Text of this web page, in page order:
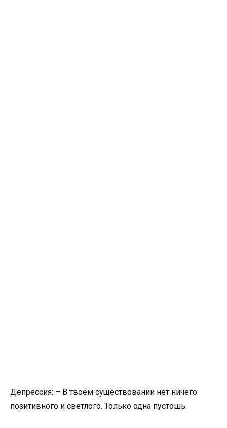
Депрессия: – В твоем существовании нет ничего
позитивного и светлого. Только одна пустошь.